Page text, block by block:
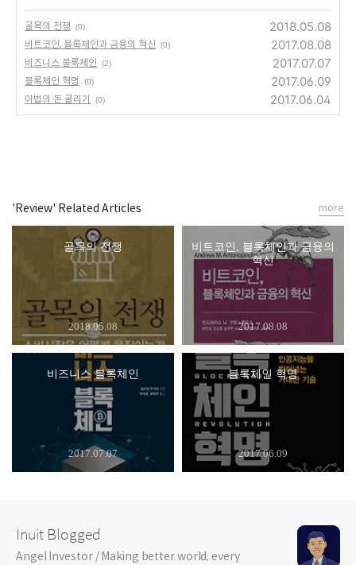
골목의 전쟁 (0) 2018.05.08
비트코인, 블록체인과 금융의 혁신 (0) 2017.08.08
비즈니스 블록체인 (2) 2017.07.07
블록체인 혁명 (0) 2017.06.09
마법의 돈 굴리기 (0) 2017.06.04
'Review' Related Articles
골목의 전쟁
2018.05.08
비트코인, 블록체인과 금융의
혁신
2017.08.08
비즈니스 블록체인
2017.07.07
블록체인 혁명
2017.06.09
more
Inuit Blogged
Angel Investor / Making better world, every